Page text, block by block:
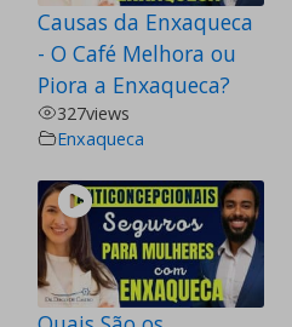
Causas da Enxaqueca
- O Café Melhora ou
Piora a Enxaqueca?
327views
Enxaqueca